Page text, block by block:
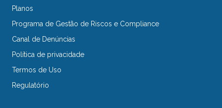
Planos
Programa de Gestão de Riscos e Compliance
Canal de Denúncias
Política de privacidade
Termos de Uso
Regulatório